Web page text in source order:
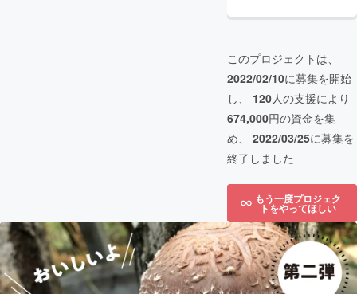
このプロジェクトは、
2022/02/10に募集を開始
し、 120人の支援により
674,000円の資金を集
め、 2022/03/25に募集を
終了しました
もう一度プロジェク
トをやってほしい